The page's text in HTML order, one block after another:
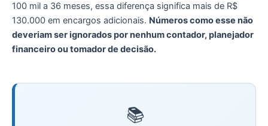
100 mil a 36 meses, essa diferença significa mais de R$
130.000 em encargos adicionais. Números como esse não
deveriam ser ignorados por nenhum contador, planejador
financeiro ou tomador de decisão.
📚